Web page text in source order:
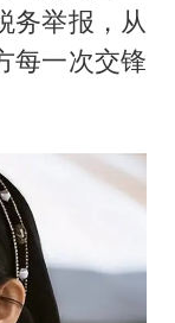
务举报，从
每一次交锋